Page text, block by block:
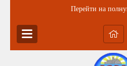
Перейти на